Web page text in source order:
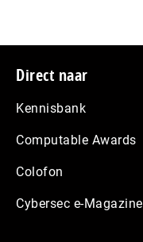
Footer
Direct naar
Kennisbank
Computable Awards
Colofon
Cybersec e-Magazine